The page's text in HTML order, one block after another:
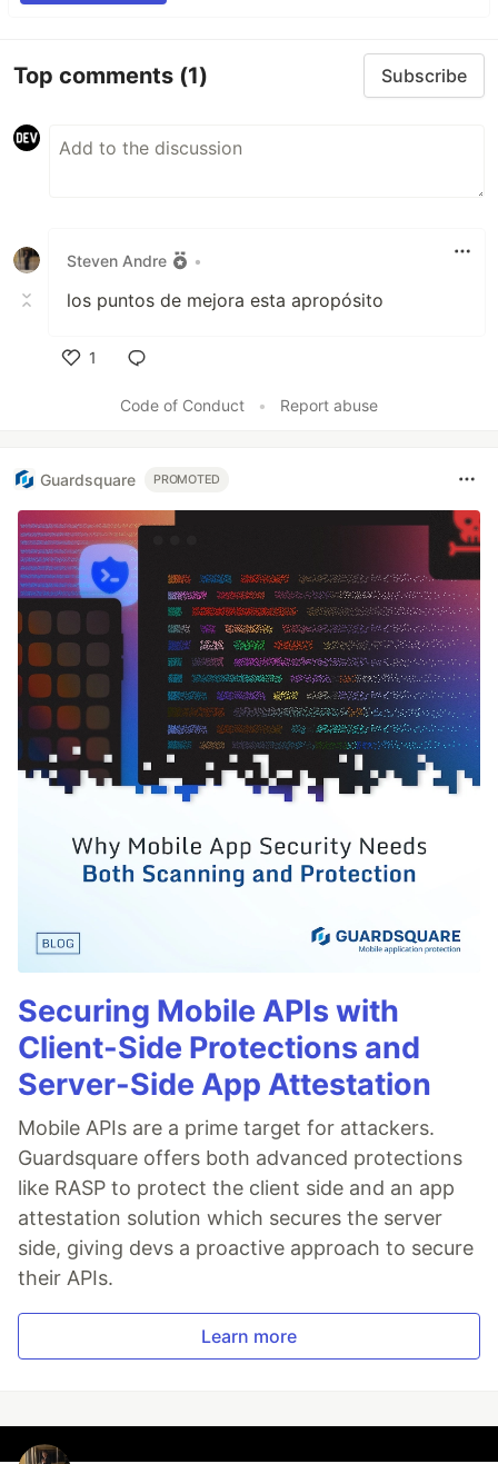
Top comments (1) Subscribe
Steven Andre •
los puntos de mejora esta apropósito
1
Code of Conduct
• Report abuse
Guardsquare PROMOTED
Securing Mobile APIs with
Client-Side Protections and
Server-Side App Attestation
Mobile APIs are a prime target for attackers.
Guardsquare offers both advanced protections
like RASP to protect the client side and an app
attestation solution which secures the server
side, giving devs a proactive approach to secure
their APIs.
Learn more